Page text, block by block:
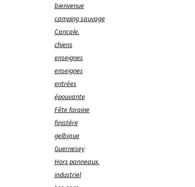
bienvenue
camping sauvage
Cancale.
chiens
enseignes
enseignes
entrées
épouvante
Fête foraine
finistère
gelbique
Guernesey
Hors panneaux.
industriel